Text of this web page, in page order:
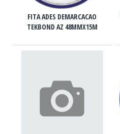
FITA ADES DEMARCACAO
TEKBOND AZ 48MMX15M